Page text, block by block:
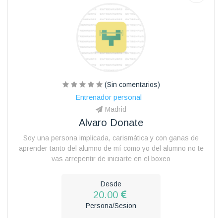
(Sin comentarios)
Entrenador personal
Madrid
Alvaro Donate
Soy una persona implicada, carismática y con ganas de
aprender tanto del alumno de mí como yo del alumno no te
vas arrepentir de iniciarte en el boxeo
Desde
20.00
Persona/Sesion